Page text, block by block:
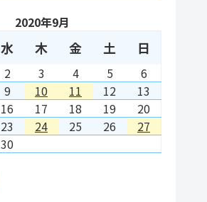
2020年9月
水 木 金 土 日
2 3 4 5
6
9 10 11 12
13
16 17 18 19
20
23 24 25 26
27
30